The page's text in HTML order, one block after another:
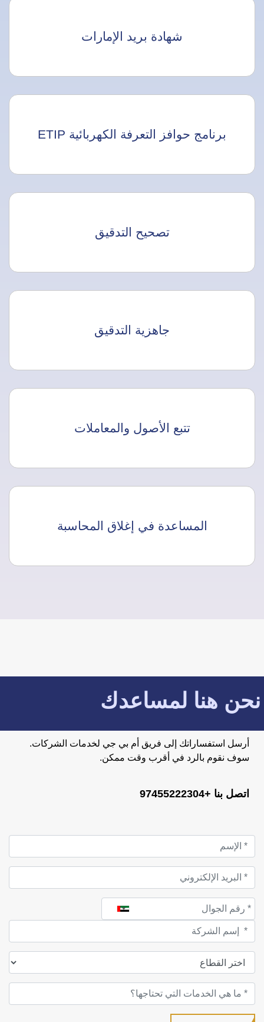
شهادة بريد الإمارات
برنامج حوافز التعرفة الكهربائية ETIP
تصحيح التدقيق
جاهزية التدقيق
تتبع الأصول والمعاملات
المساعدة في إغلاق المحاسبة
نحن هنا لمساعدك
أرسل استفساراتك إلى فريق أم بي جي لخدمات الشركات.
سوف نقوم بالرد في أقرب وقت ممكن.
اتصل بنا +97455222304